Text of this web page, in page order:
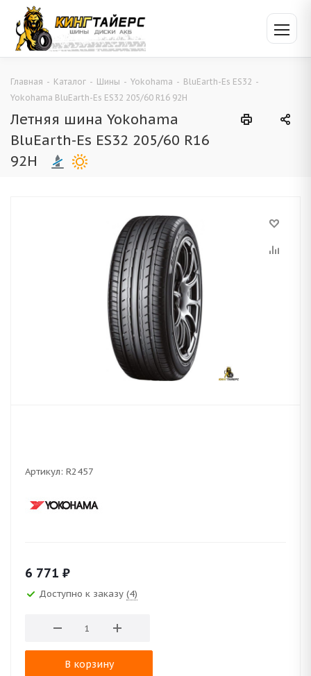
Главная - Каталог - Шины - Yokohama - BluEarth-Es ES32 -
Yokohama BluEarth-Es ES32 205/60 R16 92H
Летняя шина Yokohama
BluEarth-Es ES32 205/60 R16
92H
Артикул: R2457
6 771 ₽
Доступно к заказу (4)
В корзину